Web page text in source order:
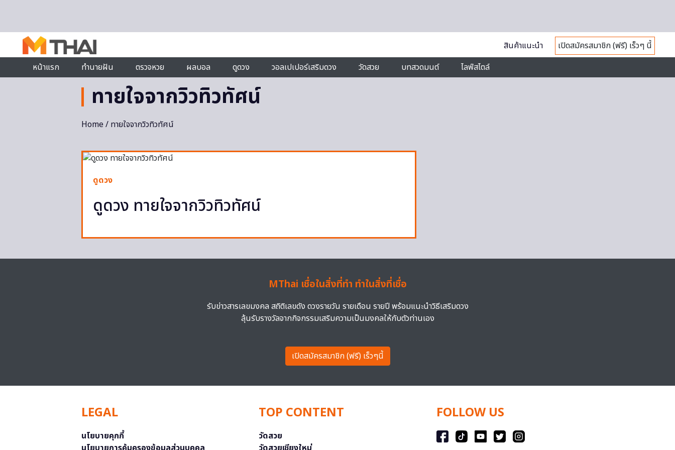
สินค้าแนะนำ
เปิดสมัครสมาชิก (ฟรี) เร็วๆ นี้
หน้าแรก
ทำนายฝัน ตรวจหวย ผลบอล ดูดวง วอลเปเปอร์เสริมดวง วัดสวย บทสวดมนต์ ไลฟ์สไตล์
ทายใจจากวิวทิวทัศน์
Home/ ทายใจจากวิวทิวทัศน์
ดูดวง
ดูดวง ทายใจจากวิวทิวทัศน์
MThai เชื่อในสิ่งที่ทำ ทำในสิ่งที่เชื่อ
รับข่าวสารเลขมงคล สถิติเลขดัง ดวงรายวัน รายเดือน รายปี พร้อมแนะนำวิธีเสริมดวง
ลุ้นรับรางวัลจากกิจกรรมเสริมความเป็นมงคลให้กับตัวท่านเอง
เปิดสมัครสมาชิก (ฟรี) เร็วๆนี้
LEGAL
นโยบายคุกกี้
TOP CONTENT
วัดสวย
FOLLOW US